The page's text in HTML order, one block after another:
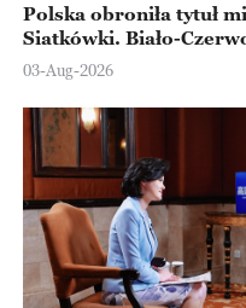
Polska obroniła tytuł
Siatkówki. Biało-
Ningbo
03-Aug-2026